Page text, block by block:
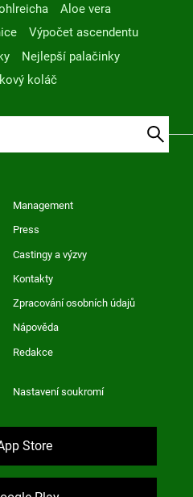
Aloe vera
Výpočet ascendentu
Nejlepší palačinky
koláč
Management
Press
Castingy a výzvy
Kontakty
Zpracování osobních údajů
Nápověda
Redakce
Nastavení soukromí
Store